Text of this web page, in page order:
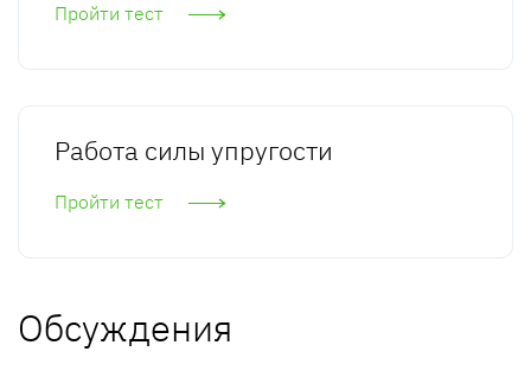
Пройти тест
Работа силы упругости
Пройти тест
Обсуждения